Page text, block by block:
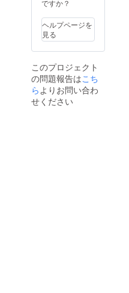
分程度
話をい
す
す。 ※
こ代表
る住職
のもと
色々な
修行体
験もし
ていた
だけま
ですか？
ヘルプページを
見る
このプロジェクト
の問題報告はこち
らよりお問い合わ
せください